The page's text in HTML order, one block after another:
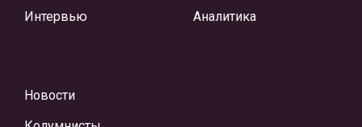
Интервью
Аналитика
Новости